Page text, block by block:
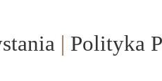
| Polityka